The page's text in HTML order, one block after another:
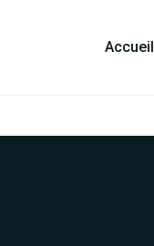
Accueil